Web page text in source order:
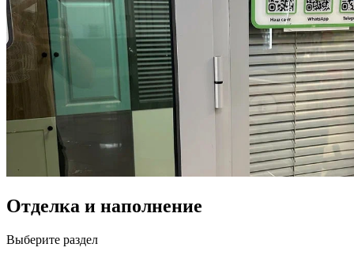
Отделка и наполнение
Выберите раздел